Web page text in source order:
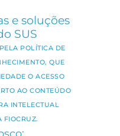
e soluções
SUS
POLÍTICA DE
QUE
O ACESSO
AO CONTEÚDO
INTELECTUAL
FIOCRUZ.